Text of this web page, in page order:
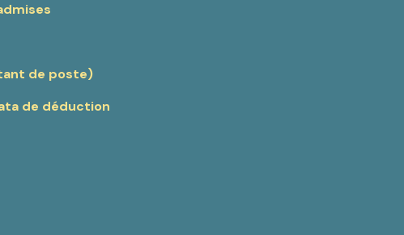
de poste)
de déduction